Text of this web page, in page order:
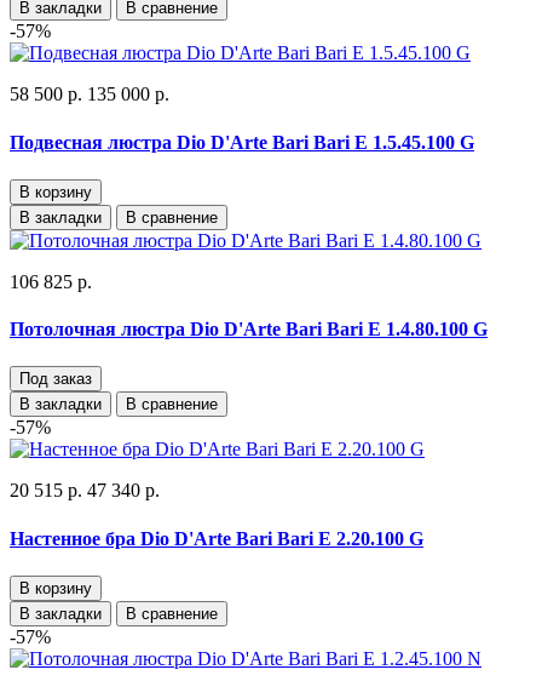
В закладки
В сравнение
-57%
58 500 р. 135 000 р.
Подвесная люстра Dio D'Arte Bari Bari E 1.5.45.100 G
В корзину
В закладки
В сравнение
106 825 р.
Потолочная люстра Dio D'Arte Bari Bari E 1.4.80.100 G
Под заказ
В закладки
В сравнение
-57%
20 515 р. 47 340 р.
Настенное бра Dio D'Arte Bari Bari E 2.20.100 G
В корзину
В закладки
В сравнение
-57%